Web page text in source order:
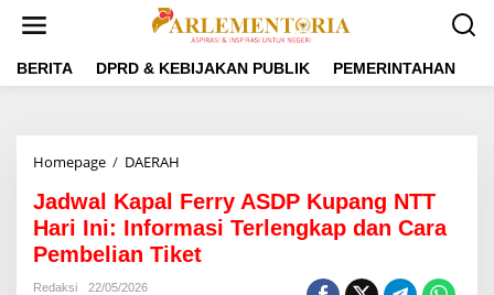
t
BERITA DPRD & KEBIJAKAN PUBLIK PEMERINTAHAN
Homepage / DAERAH
d
w
a
l
Jadwal Kapal Ferry ASDP Kupang NTT
Hari Ini: Informasi Terlengkap dan Cara
Pembelian Tiket
Redaksi
22/05/2026